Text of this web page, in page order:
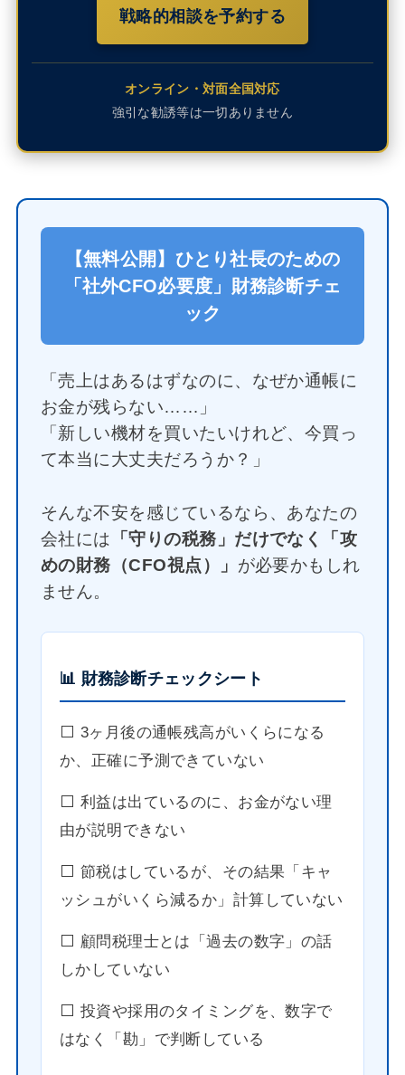
戦略的相談を予約する
オンライン・対面全国対応
強引な勧誘等は一切ありません
【無料公開】ひとり社長のための
「社外CFO必要度」財務診断チェ
ック
「売上はあるはずなのに、なぜか通帳に
お金が残らない……」
「新しい機材を買いたいけれど、今買っ
て本当に大丈夫だろうか？」
そんな不安を感じているなら、あなたの
会社には 「守りの税務」だけでなく「攻
めの財務（CFO視点）」 が必要かもしれ
ません。
📊 財務診断チェックシート
⬜️ 3ヶ月後の通帳残高がいくらになる
か、正確に予測できていない
⬜️ 利益は出ているのに、お金がない理
由が説明できない
⬜️ 節税はしているが、その結果「キャ
ッシュがいくら減るか」計算していない
⬜️ 顧問税理士とは「過去の数字」の話
しかしていない
⬜️ 投資や採用のタイミングを、数字で
はなく「勘」で判断している